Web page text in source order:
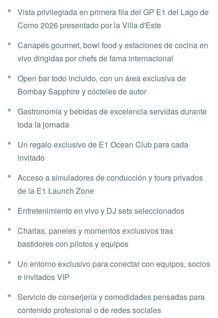
Vista privilegiada en primera fila del GP E1 del Lago de
Como 2026 presentado por la Villa d'Este
Canapés gourmet, bowl food y estaciones de cocina en
vivo dirigidas por chefs de fama internacional
Open bar todo incluido, con un área exclusiva de
Bombay Sapphire y cócteles de autor
Gastronomía y bebidas de excelencia servidas durante
toda la jornada
Un regalo exclusivo de E1 Ocean Club para cada
invitado
Acceso a simuladores de conducción y tours privados
de la E1 Launch Zone
Entretenimiento en vivo y DJ sets seleccionados
Charlas, paneles y momentos exclusivos tras
bastidores con pilotos y equipos
Un entorno exclusivo para conectar con equipos, socios
e invitados VIP
Servicio de conserjería y comodidades pensadas para
contenido profesional o de redes sociales